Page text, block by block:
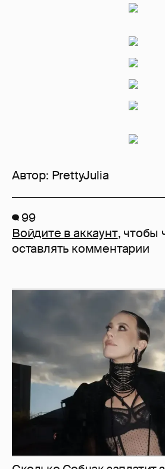
Автор: PrettyJulia
99
Войдите в аккаунт, чтобы
оставлять комментарии